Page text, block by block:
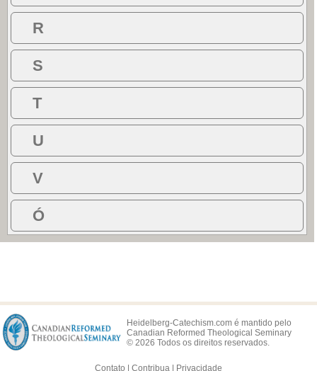
R
S
T
U
V
Ó
Heidelberg-Catechism.com é mantido pelo
Canadian Reformed Theological Seminary
© 2026 Todos os direitos reservados.
Contato Contribua Privacidade